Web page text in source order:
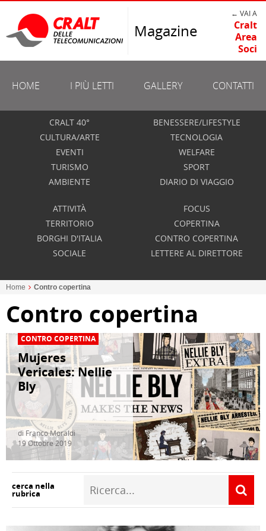
Magazine
← VAI A
Cralt
Area
Soci
HOME I PIÙ LETTI GALLERY CONTATTI
CRALT 40°
CULTURA/ARTE
EVENTI
TURISMO
AMBIENTE
BENESSERE/LIFESTYLE
TECNOLOGIA
WELFARE
SPORT
DIARIO DI VIAGGIO
ATTIVITÀ
TERRITORIO
BORGHI D'ITALIA
SOCIALE
FOCUS
COPERTINA
CONTRO COPERTINA
LETTERE AL DIRETTORE
Home Contro copertina
Contro copertina
CONTRO COPERTINA
Mujeres
Vericales: Nellie
Bly
di Franco Moraldi
19 Ottobre 2019
cerca nella
rubrica